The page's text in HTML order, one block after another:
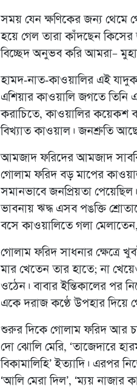
সময় যেন ক্ষণিকের জন্য থেমে
হয়ে গেল তারা কাঁদছেন কিসের
বিচ্ছেদ অনুভব করি আমরা–
হামদ-নাত-কাওয়ালির এই
এশিয়ার কাওয়ালি জগতে তিনি
করাচিতে, কাওয়ালির কয়েকশ
বিখ্যাত কাওয়াল। জনশ্রুতি
আমজাদ ফরিদের আমজাদ সাবরি
গোলাম ফরিদ বড় মাপের
সমানভাবে জনপ্রিয়তা
ভাবনায় ঋদ্ধ এসব পঙক্তি
বসে কাওয়ালিতে গলা
গোলাম ফরিদ সাধনার ক্ষেত্রে
মার খেতেন তার হাতে; না
ওঠেন। বাবার ইন্তিকালের পর
একে দরাজ কণ্ঠে উপহার দিয়ে
শুরুর দিকে গোলাম ফরিদ আর
দো ঝোলি মেরি, ‘তাজেদারে
বিকামালিহি’ ইত্যাদি। এরপর
‘আলি মেরা দিল’, ‘ম্যয় নাজার